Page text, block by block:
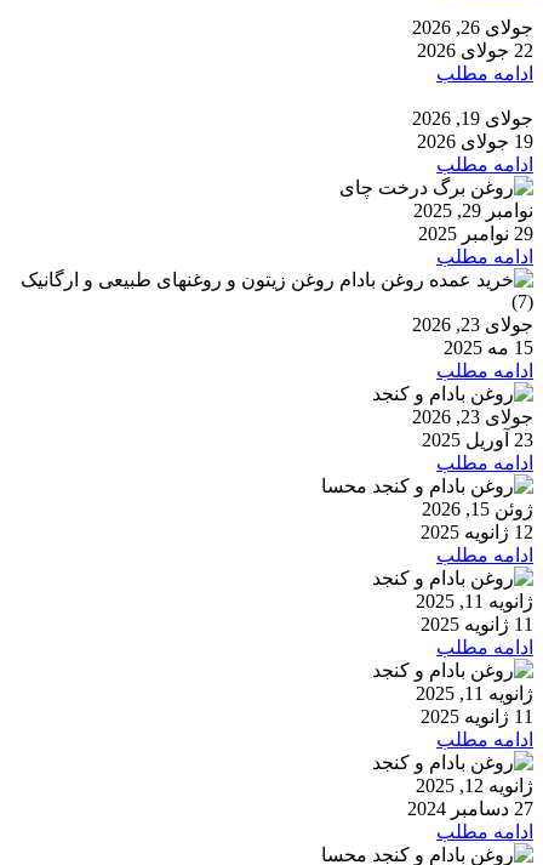
جولای 26, 2026
22 جولای 2026
ادامه مطلب
جولای 19, 2026
19 جولای 2026
ادامه مطلب
نوامبر 29, 2025
29 نوامبر 2025
ادامه مطلب
جولای 23, 2026
15 مه 2025
ادامه مطلب
جولای 23, 2026
23 آوریل 2025
ادامه مطلب
ژوئن 15, 2026
12 ژانویه 2025
ادامه مطلب
ژانویه 11, 2025
11 ژانویه 2025
ادامه مطلب
ژانویه 11, 2025
11 ژانویه 2025
ادامه مطلب
ژانویه 12, 2025
27 دسامبر 2024
ادامه مطلب